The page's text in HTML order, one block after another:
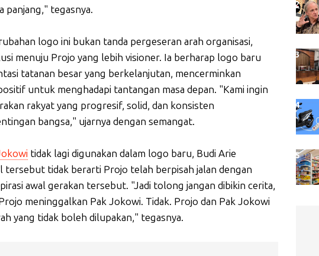
panjang," tegasnya.
logo ini bukan tanda pergeseran arah organisasi,
menuju Projo yang lebih visioner. Ia berharap logo baru
tatanan besar yang berkelanjutan, mencerminkan
untuk menghadapi tantangan masa depan. "Kami ingin
rakyat yang progresif, solid, dan konsisten
bangsa," ujarnya dengan semangat.
tidak lagi digunakan dalam logo baru, Budi Arie
tersebut tidak berarti Projo telah berpisah jalan dengan
awal gerakan tersebut. "Jadi tolong jangan dibikin cerita,
meninggalkan Pak Jokowi. Tidak. Projo dan Pak Jokowi
yang tidak boleh dilupakan," tegasnya.